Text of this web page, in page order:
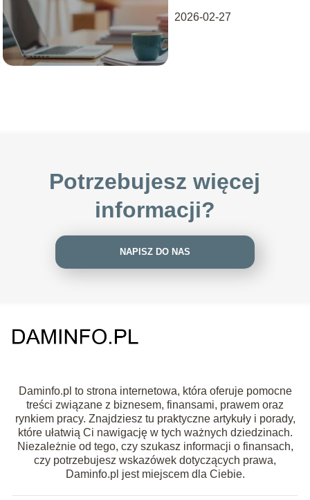
2026-02-27
Potrzebujesz więcej
informacji?
NAPISZ DO NAS
Daminfo.pl to strona internetowa, która oferuje pomocne
treści związane z biznesem, finansami, prawem oraz
rynkiem pracy. Znajdziesz tu praktyczne artykuły i porady,
które ułatwią Ci nawigację w tych ważnych dziedzinach.
Niezależnie od tego, czy szukasz informacji o finansach,
czy potrzebujesz wskazówek dotyczących prawa,
Daminfo.pl jest miejscem dla Ciebie.